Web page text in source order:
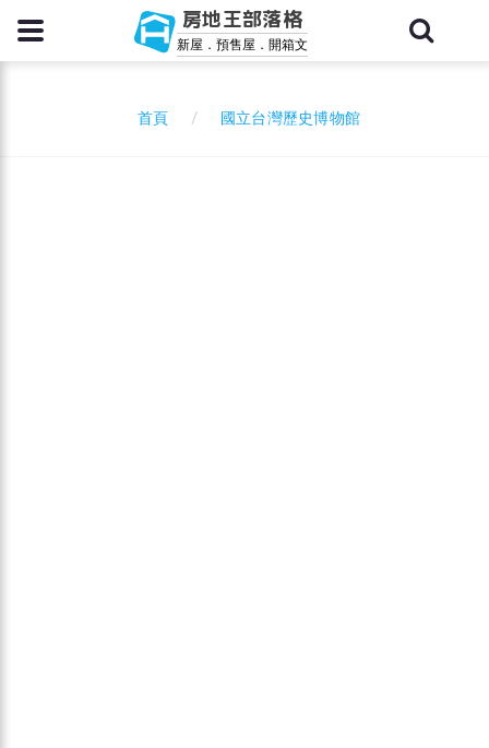
房地王部落格
新屋．預售屋．開箱文
首頁 國立台灣歷史博物館